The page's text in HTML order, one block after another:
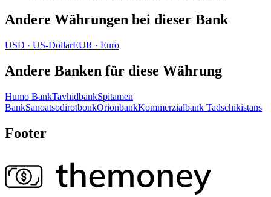
Andere Währungen bei dieser Bank
USD · US‑DollarEUR · Euro
Andere Banken für diese Währung
Humo BankTavhidbankSpitamen
BankSanoatsodirotbonkOrionbankKommerzialbank Tadschikistans
Footer